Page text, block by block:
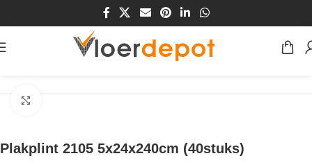
Plakplint 2105 5x24x240cm (40stuks)